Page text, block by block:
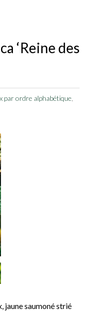
‘Reine des
par ordre alphabétique
jaune saumoné strié